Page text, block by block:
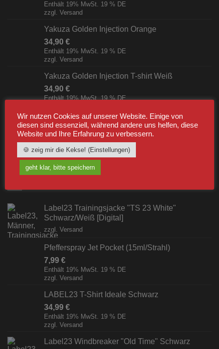
Enthält 19% MwSt. 19 % DE
zzgl. Versand
Yakuza Golden Injection Orange
34,90 €
Enthält 19% MwSt. 19 % DE
zzgl. Versand
Yakuza Golden Injection T-shirt Weiß
34,90 €
Enthält 19% MwSt. 19 % DE
Yakuza The American Breakfast T-shirt Schwarz
34,90€
zzgl.Versand
BESTSELLER
Label23 Trainingsjacke "TS 23 White"
Schwarz/Weiß [Digital]
zzgl. Versand
Pfefferspray Jet Pocket (15ml/Strahl)
7,99 €
Enthält 19% MwSt. 19 % DE
zzgl. Versand
LABEL23 T-Shirt Ideale Schwarz
34,99 €
Enthält 19% MwSt. 19 % DE
zzgl. Versand
Label23 Windbreaker "Old Time" Schwarz
Wir nutzen Cookies auf unserer Website. Einige von
diesen sind essenziell, während andere uns helfen, diese
Website und Ihre Erfahrung zu verbessern.
🍪 zeig mir die Kekse! (Einstellungen)
geht klar, bitte speichern